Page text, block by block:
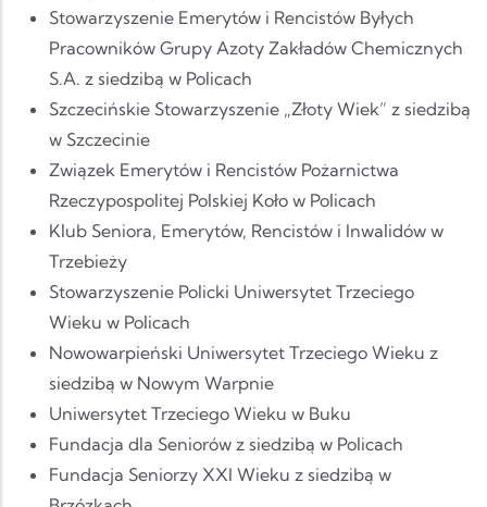
Stowarzyszenie Emerytów i Rencistów Byłych
Pracowników Grupy Azoty Zakładów Chemicznych
S.A. z siedzibą w Policach
Szczecińskie Stowarzyszenie „Złoty Wiek” z siedzibą
w Szczecinie
Związek Emerytów i Rencistów Pożarnictwa
Rzeczypospolitej Polskiej Koło w Policach
Klub Seniora, Emerytów, Rencistów i Inwalidów w
Trzebieży
Stowarzyszenie Policki Uniwersytet Trzeciego
Wieku w Policach
Nowowarpieński Uniwersytet Trzeciego Wieku z
siedzibą w Nowym Warpnie
Uniwersytet Trzeciego Wieku w Buku
Fundacja dla Seniorów z siedzibą w Policach
Fundacja Seniorzy XXI Wieku z siedzibą w